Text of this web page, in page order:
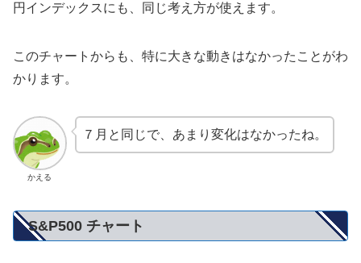
円インデックスにも、同じ考え方が使えます。
このチャートからも、特に大きな動きはなかったことがわ
かります。
かえる
７月と同じで、あまり変化はなかったね。
S&P500 チャート